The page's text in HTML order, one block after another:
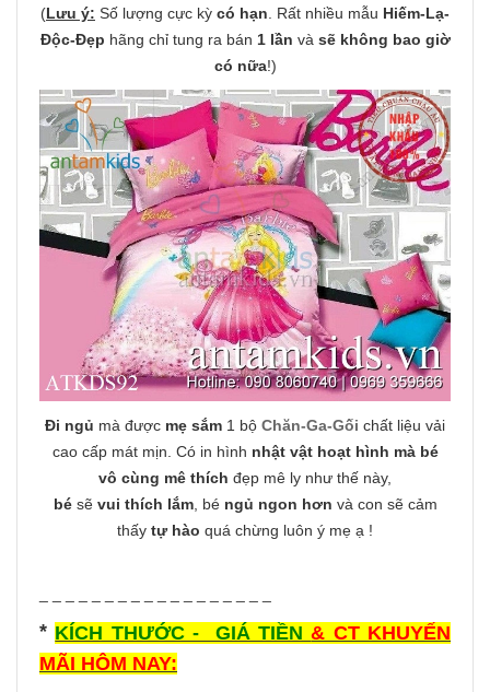
(Lưu ý: Số lượng cực kỳ có hạn . Rất nhiều mẫu Hiếm-Lạ-
Độc-Đẹp hãng chỉ tung ra bán 1 lần và sẽ không bao giờ
có nữa!)
Đi ngủ mà được mẹ sắm 1 bộ Chăn-Ga-Gối chất liệu vải
cao cấp mát mịn. Có in hình nhật vật hoạt hình mà bé
vô cùng mê thích đẹp mê ly như thế này,
bésẽ vui thích lắm, bé ngủ ngon hơn và con sẽ cảm
thấy tự hào quá chừng luôn ý mẹ ạ !
* KÍCH THƯỚC - GIÁ TIỀN & CT KHUYẾN
MÃI HÔM NAY: